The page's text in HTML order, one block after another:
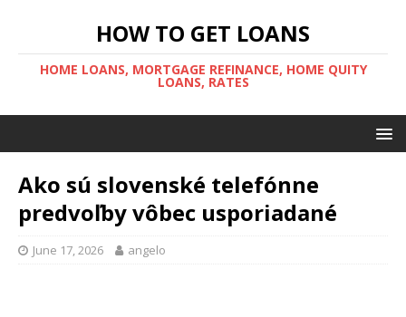
HOW TO GET LOANS
HOME LOANS, MORTGAGE REFINANCE, HOME QUITY
LOANS, RATES
Ako sú slovenské telefónne
predvoľby vôbec usporiadané
June 17, 2026 angelo